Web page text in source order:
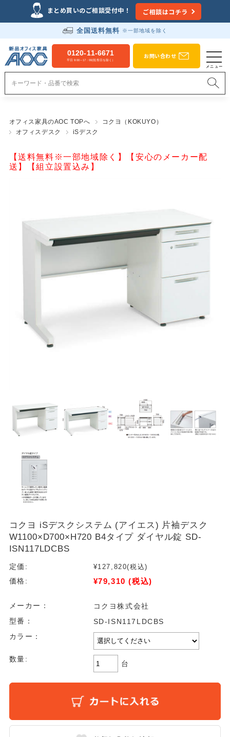
まとめ買いのご相談受付中！ ご相談はコチラ
全国送料無料 ※一部地域を除く
0120-11-6671
平日 9:00～17：00(祝祭日を除く）
お問い合わせ
オフィス家具のAOC TOPへ
コクヨ（KOKUYO）
オフィスデスク
iSデスク
【送料無料※一部地域除く】【安心のメーカー配
送】【組立設置込み】
コクヨ iSデスクシステム (アイエス) 片袖デスク
W1100×D700×H720 B4タイプ ダイヤル錠 SD-
ISN117LDCBS
定価: ¥127,820(税込)
価格:
¥79,310 (税込)
メーカー：
コクヨ株式会社
型番：
SD-ISN117LDCBS
カラー：
数量:
台